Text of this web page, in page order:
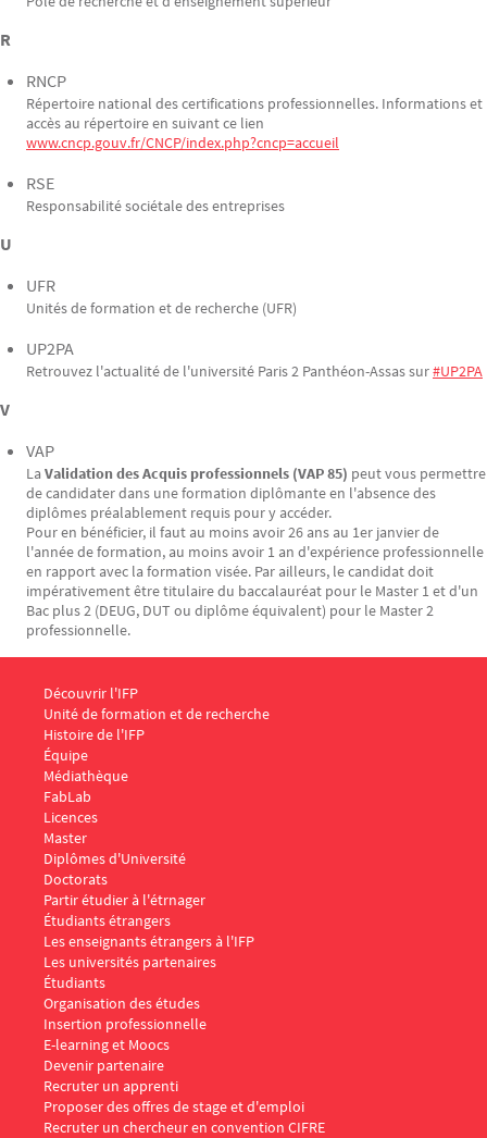
R
RNCP
Répertoire national des certifications professionnelles. Informations et
accès au répertoire en suivant ce lien
www.cncp.gouv.fr/CNCP/index.php?cncp=accueil
RSE
Responsabilité sociétale des entreprises
U
UFR
Unités de formation et de recherche (UFR)
UP2PA
Retrouvez l'actualité de l'université Paris 2 Panthéon-Assas sur#UP2PA
V
VAP
La Validation des Acquis professionnels (VAP 85) peut vous permettre
de candidater dans une formation diplômante en l'absence des
diplômes préalablement requis pour y accéder.
Pour en bénéficier, il faut au moins avoir 26 ans au 1er janvier de
l'année de formation, au moins avoir 1 an d'expérience professionnelle
en rapport avec la formation visée. Par ailleurs, le candidat doit
impérativement être titulaire du baccalauréat pour le Master 1 et d'un
Bac plus 2 (DEUG, DUT ou diplôme équivalent) pour le Master 2
professionnelle.
Menu Footer IFP 1
Découvrir l'IFP
Unité de formation et de recherche
Histoire de l'IFP
Équipe
Médiathèque
FabLab
Menu Footer IFP 2
Licences
Master
Diplômes d'Université
Doctorats
Menu Footer IFP 3
Partir étudier à l'étrnager
Étudiants étrangers
Les enseignants étrangers à l'IFP
Les universités partenaires
Menu Footer IFP 4
Étudiants
Organisation des études
Insertion professionnelle
E-learning et Moocs
Menu Footer IFP 5
Devenir partenaire
Recruter un apprenti
Proposer des offres de stage et d'emploi
Recruter un chercheur en convention CIFRE